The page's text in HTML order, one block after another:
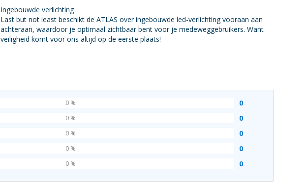
Ingebouwde verlichting
Last but not least beschikt de ATLAS over ingebouwde led-verlichting vooraan aan
achteraan, waardoor je optimaal zichtbaar bent voor je medeweggebruikers. Want
veiligheid komt voor ons altijd op de eerste plaats!
0
0 %
0
0 %
0
0 %
0
0 %
0
0 %